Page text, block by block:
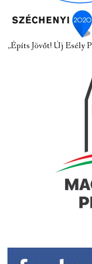
„Építs Jövőt! Új Esély